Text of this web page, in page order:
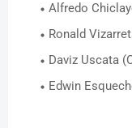
Alfredo
Ronald
Daviz Uscata
Edwin